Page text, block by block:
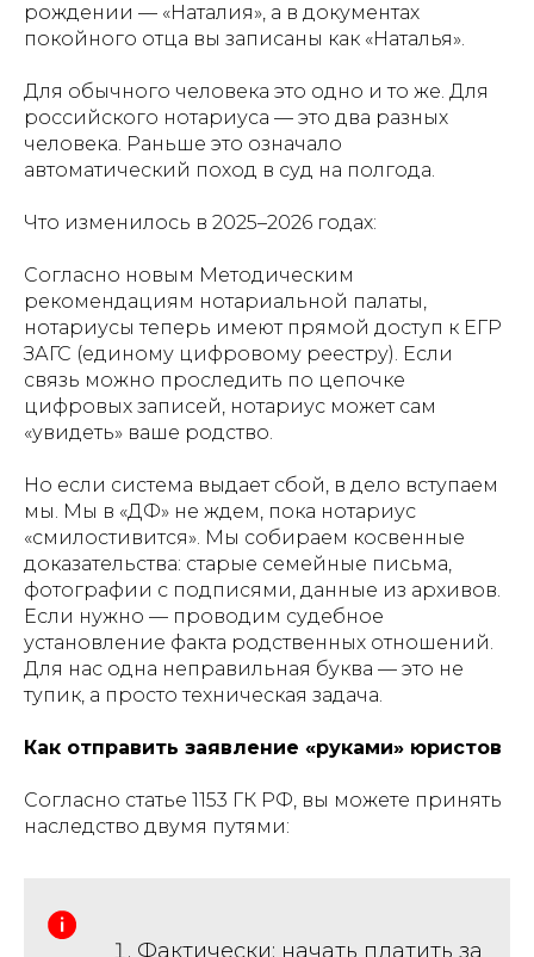
рождении — «Наталия», а в документах
покойного отца вы записаны как «Наталья».
Для обычного человека это одно и то же. Для
российского нотариуса — это два разных
человека. Раньше это означало
автоматический поход в суд на полгода.
Что изменилось в 2025–2026 годах:
Согласно новым Методическим
рекомендациям нотариальной палаты,
нотариусы теперь имеют прямой доступ к ЕГР
ЗАГС (единому цифровому реестру). Если
связь можно проследить по цепочке
цифровых записей, нотариус может сам
«увидеть» ваше родство.
Но если система выдает сбой, в дело вступаем
мы. Мы в «ДФ» не ждем, пока нотариус
«смилостивится». Мы собираем косвенные
доказательства: старые семейные письма,
фотографии с подписями, данные из архивов.
Если нужно — проводим судебное
установление факта родственных отношений.
Для нас одна неправильная буква — это не
тупик, а просто техническая задача.
Как отправить заявление «руками» юристов
Согласно статье 1153 ГК РФ, вы можете принять
наследство двумя путями:
Фактически: начать платить за